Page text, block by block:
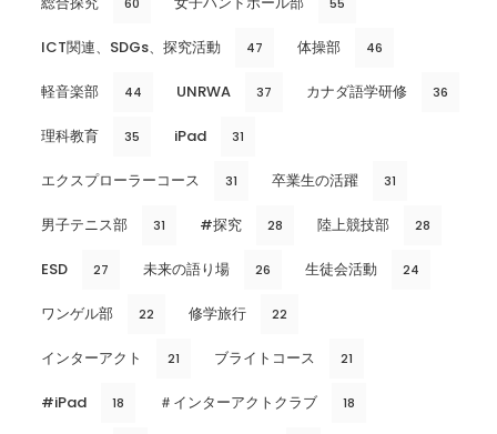
ICT関連、SDGs、探究活動 47 体操部 46
軽音楽部 44 UNRWA 37 カナダ語学研修 36
理科教育 35 iPad 31
エクスプローラーコース 31 卒業生の活躍 31
男子テニス部 31 #探究 28 陸上競技部 28
ESD 27 未来の語り場 26 生徒会活動 24
ワンゲル部 22 修学旅行 22
インターアクト 21 ブライトコース 21
#iPad 18 ＃インターアクトクラブ 18